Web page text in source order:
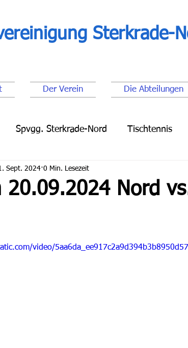
Sterkrade-
Der Verein Die Abteilungen
Spvgg. Sterkrade-Nord Tischtennis
Leichtathletik
20.09.2024 Nord
Sept. 2024 0 Min. Lesezeit
video/